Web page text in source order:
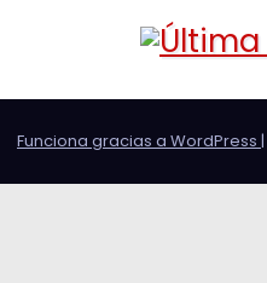
Funciona gracias a WordPress |